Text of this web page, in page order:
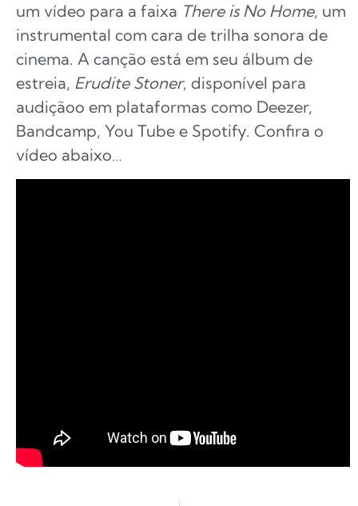
um vídeo para a faixa There is No Home, um
instrumental com cara de trilha sonora de
cinema. A canção está em seu álbum de
estreia, Erudite Stoner, disponível para
audiçãoo em plataformas como Deezer,
Bandcamp, You Tube e Spotify. Confira o
vídeo abaixo…